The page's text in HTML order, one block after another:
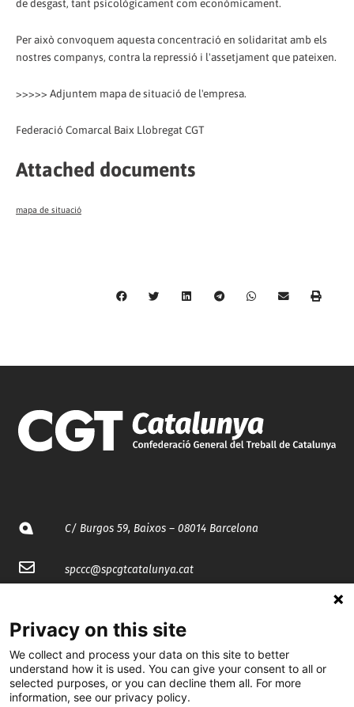
de desgast, tant psicològicament com econòmicament.
Per això convoquem aquesta concentració en solidaritat amb els
nostres companys, contra la repressió i l'assetjament que pateixen.
>>>>> Adjuntem mapa de situació de l'empresa.
Federació Comarcal Baix Llobregat CGT
Attached documents
mapa de situació
C/ Burgos 59, Baixos – 08014 Barcelona
spccc@spcgtcatalunya.cat
@CGTCatalunya
cgtcatalunya
Privacy on this site
We collect and process your data on this site to better
understand how it is used. You can give your consent to all or
selected purposes, or you can decline them all. For more
information, see our privacy policy.